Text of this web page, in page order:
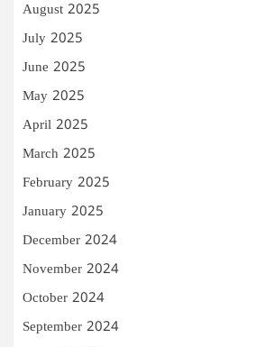
August 2025
July 2025
June 2025
May 2025
April 2025
March 2025
February 2025
January 2025
December 2024
November 2024
October 2024
September 2024